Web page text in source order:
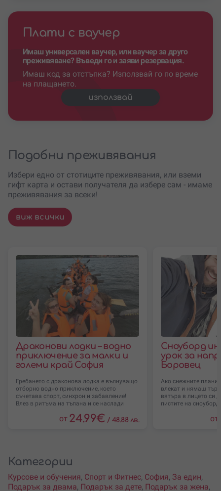
Плати с ваучер
Имаш универсален ваучер, или ваучер за друго
преживяване? Въведи го и заяви резервация.
Имаш код за отстъпка? Използвай го по време
на плащането.
използвай
Подобни преживявания
Избери едно от стотиците преживявания, или вземи
гифт карта и остави получателя да избере сам - имаме
преживявания за всеки!
виж всички
Драконови лодки – водно
приключение за малки и
големи край София
Гребането с драконова лодка е вълнуващо
отборно водно приключение, което
съчетава спорт, синхрон и забавление!
Влез в ритъма на тъпана и се наслади
от 24.99€ / 48.88 лв.
Сноуборд
урок за
Боровец
Ако снежните
влекат и нямаш
вятъра в лицето си
пистите на
от
Категории
Курсове и обучения, Спорт и Фитнес, София, За един,
Подарък за двама, Подарък за дете, Подарък за жена,